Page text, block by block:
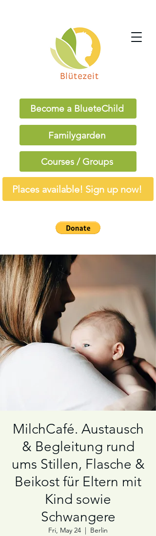
Become a BlueteChild
Familygarden
Courses / Groups
Places available! Sign up now!
MilchCafé. Austausch
& Begleitung rund
ums Stillen, Flasche &
Beikost für Eltern mit
Kind sowie
Schwangere
Fri, May 24
  |
Berlin